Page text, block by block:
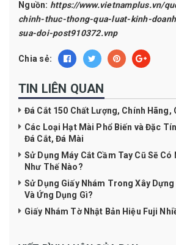
Nguồn: https://www.vietnamplus.vn/
chinh-thuc-thong-qua-luat-kinh-
sua-doi-post910372.vnp
Chia sẻ:
TIN LIÊN QUAN
Đá Cắt 150 Chất Lượng, Chính Hãng,
Các Loại Hạt Mài Phổ Biến và Đặc
Đá Cắt, Đá Mài
Sử Dụng Máy Cắt Cầm Tay Cũ Sẽ
Như Thế Nào?
Sử Dụng Giấy Nhám Trong Xây
Và Ứng Dụng Gì?
Giấy Nhám Tờ Nhật Bản Hiệu Fuji